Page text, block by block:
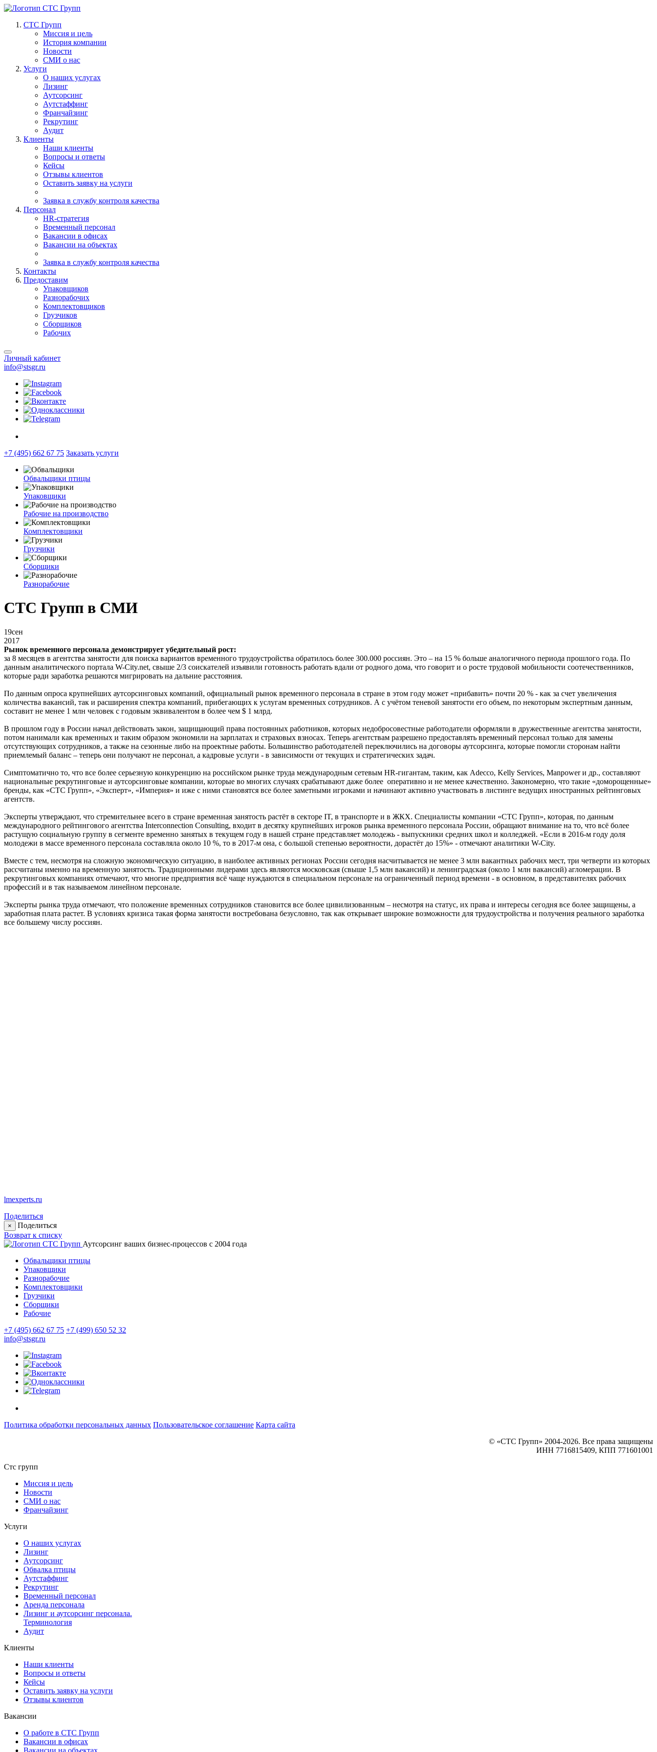
СТС Групп
Миссия и цель
История компании
Новости
СМИ о нас
Услуги
О наших услугах
Лизинг
Аутсорсинг
Аутстаффинг
Франчайзинг
Рекрутинг
Аудит
Клиенты
Наши клиенты
Вопросы и ответы
Кейсы
Отзывы клиентов
Оставить заявку на услуги
Заявка в службу контроля качества
Персонал
HR-стратегия
Временный персонал
Вакансии в офисах
Вакансии на объектах
Заявка в службу контроля качества
Контакты
Предоставим
Упаковщиков
Разнорабочих
Комплектовщиков
Грузчиков
Сборщиков
Рабочих
Личный кабинет
info@stsgr.ru
+7 (495) 662 67 75 Заказать услуги
Обвальщики птицы
Упаковщики
Рабочие на производство
Комплектовщики
Грузчики
Сборщики
Разнорабочие
СТС Групп в СМИ
19сен
2017
Рынок временного персонала демонстрирует убедительный рост:
за 8 месяцев в агентства занятости для поиска вариантов временного трудоустройства обратилось более 300.000 россиян. Это – на 15 % больше аналогичного периода прошлого года. По
данным аналитического портала W-City.net, свыше 2/3 соискателей изъявили готовность работать вдали от родного дома, что говорит и о росте трудовой мобильности соотечественников,
которые ради заработка решаются мигрировать на дальние расстояния.
По данным опроса крупнейших аутсорсинговых компаний, официальный рынок временного персонала в стране в этом году может «прибавить» почти 20 % - как за счет увеличения
количества вакансий, так и расширения спектра компаний, прибегающих к услугам временных сотрудников. А с учётом теневой занятости его объем, по некоторым экспертным данным,
составит не менее 1 млн человек с годовым эквивалентом в более чем $ 1 млрд.
В прошлом году в России начал действовать закон, защищающий права постоянных работников, которых недобросовестные работодатели оформляли в дружественные агентства занятости,
потом нанимали как временных и таким образом экономили на зарплатах и страховых взносах. Теперь агентствам разрешено предоставлять временный персонал только для замены
отсутствующих сотрудников, а также на сезонные либо на проектные работы. Большинство работодателей переключились на договоры аутсорсинга, которые помогли сторонам найти
приемлемый баланс – теперь они получают не персонал, а кадровые услуги - в зависимости от текущих и стратегических задач.
Симптоматично то, что все более серьезную конкуренцию на российском рынке труда международным сетевым HR-гигантам, таким, как Adecco, Kelly Services, Manpower и др., составляют
национальные рекрутинговые и аутсорсинговые компании, которые во многих случаях срабатывают даже более оперативно и не менее качественно. Закономерно, что такие «доморощенные»
бренды, как «СТС Групп», «Эксперт», «Империя» и иже с ними становятся все более заметными игроками и начинают активно участвовать в листинге ведущих иностранных рейтинговых
агентств.
Эксперты утверждают, что стремительнее всего в стране временная занятость растёт в секторе IT, в транспорте и в ЖКХ. Специалисты компании «СТС Групп», которая, по данным
международного рейтингового агентства Interconnection Consulting, входит в десятку крупнейших игроков рынка временного персонала России, обращают внимание на то, что всё более
растущую социальную группу в сегменте временно занятых в текущем году в нашей стране представляет молодежь - выпускники средних школ и колледжей. «Если в 2016-м году доля
молодежи в массе временного персонала составляла около 10 %, то в 2017-м она, с большой степенью вероятности, дорастёт до 15%» - отмечают аналитики W-City.
Вместе с тем, несмотря на сложную экономическую ситуацию, в наиболее активных регионах России сегодня насчитывается не менее 3 млн вакантных рабочих мест, три четверти из которых
рассчитаны именно на временную занятость. Традиционными лидерами здесь являются московская (свыше 1,5 млн вакансий) и ленинградская (около 1 млн вакансий) агломерации. В
рекрутинговых компаниях отмечают, что многие предприятия всё чаще нуждаются в специальном персонале на ограниченный период времени - в основном, в представителях рабочих
профессий и в так называемом линейном персонале.
Эксперты рынка труда отмечают, что положение временных сотрудников становится все более цивилизованным – несмотря на статус, их права и интересы сегодня все более защищены, а
заработная плата растет. В условиях кризиса такая форма занятости востребована безусловно, так как открывает широкие возможности для трудоустройства и получения реального заработка
все большему числу россиян.
lmexperts.ru
Поделиться
×
Поделиться
Возврат к списку
Аутсорсинг ваших бизнес-процессов с 2004 года
Обвальщики птицы
Упаковщики
Разнорабочие
Комплектовщики
Грузчики
Сборщики
Рабочие
+7 (495) 662 67 75 +7 (499) 650 52 32
info@stsgr.ru
Политика обработки персональных данных Пользовательское соглашение Карта сайта
© «СТС Групп» 2004-2026. Все права защищены
ИНН 7716815409, КПП 771601001
Стс групп
Миссия и цель
Новости
СМИ о нас
Франчайзинг
Услуги
О наших услугах
Лизинг
Аутсорсинг
Обвалка птицы
Аутстаффинг
Рекрутинг
Временный персонал
Аренда персонала
Лизинг и аутсорсинг персонала.
Терминология
Аудит
Клиенты
Наши клиенты
Вопросы и ответы
Кейсы
Оставить заявку на услуги
Отзывы клиентов
Вакансии
О работе в СТС Групп
Вакансии в офисах
Вакансии на объектах